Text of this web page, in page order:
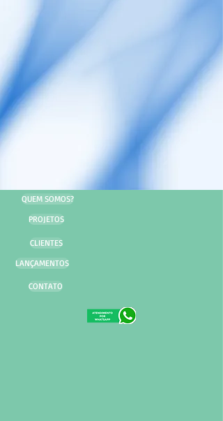
QUEM SOMOS?
PROJETOS
CLIENTES
LANÇAMENTOS
CONTATO